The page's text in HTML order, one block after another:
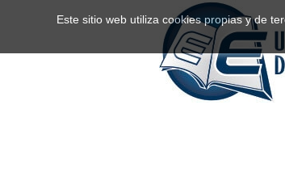
Este sitio web utiliza cookies propias y de